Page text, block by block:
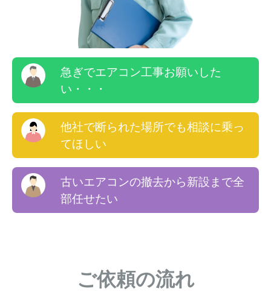
急ぎでエアコン工事お願いした
い・・・
他社で断られた場所でも相談に乗っ
てほしい
古いエアコンの撤去から新設まで全
部任せたい
ご依頼の流れ